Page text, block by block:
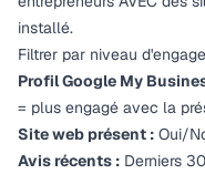
installé.
Filtrer par niveau
Profil Google My
= plus engagé avec la
Site web présent : Oui/
Avis récents : Derniers